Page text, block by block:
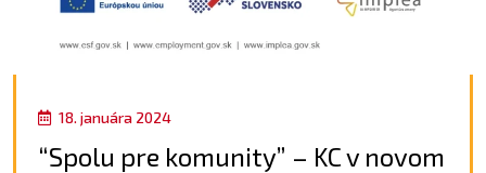
18. januára 2024
“Spolu pre komunity” – KC v novom